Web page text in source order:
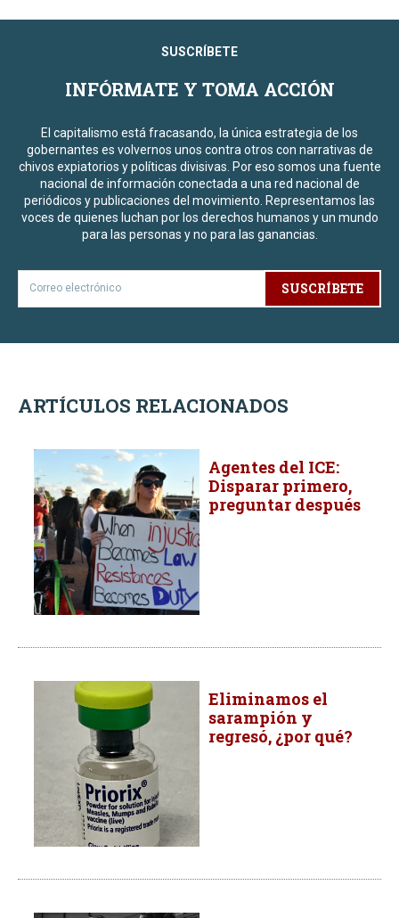
SUSCRÍBETE
INFÓRMATE Y TOMA ACCIÓN
El capitalismo está fracasando, la única estrategia de los
gobernantes es volvernos unos contra otros con narrativas de
chivos expiatorios y políticas divisivas. Por eso somos una fuente
nacional de información conectada a una red nacional de
periódicos y publicaciones del movimiento. Representamos las
voces de quienes luchan por los derechos humanos y un mundo
para las personas y no para las ganancias.
SUSCRÍBETE
ARTÍCULOS RELACIONADOS
Agentes del ICE:
Disparar primero,
preguntar después
Eliminamos el
sarampión y
regresó, ¿por qué?